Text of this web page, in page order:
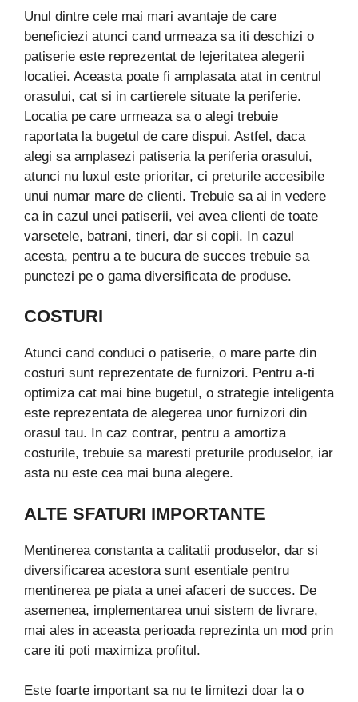
Unul dintre cele mai mari avantaje de care
beneficiezi atunci cand urmeaza sa iti deschizi o
patiserie este reprezentat de lejeritatea alegerii
locatiei. Aceasta poate fi amplasata atat in centrul
orasului, cat si in cartierele situate la periferie.
Locatia pe care urmeaza sa o alegi trebuie
raportata la bugetul de care dispui. Astfel, daca
alegi sa amplasezi patiseria la periferia orasului,
atunci nu luxul este prioritar, ci preturile accesibile
unui numar mare de clienti. Trebuie sa ai in vedere
ca in cazul unei patiserii, vei avea clienti de toate
varsetele, batrani, tineri, dar si copii. In cazul
acesta, pentru a te bucura de succes trebuie sa
punctezi pe o gama diversificata de produse.
COSTURI
Atunci cand conduci o patiserie, o mare parte din
costuri sunt reprezentate de furnizori. Pentru a-ti
optimiza cat mai bine bugetul, o strategie inteligenta
este reprezentata de alegerea unor furnizori din
orasul tau. In caz contrar, pentru a amortiza
costurile, trebuie sa maresti preturile produselor, iar
asta nu este cea mai buna alegere.
ALTE SFATURI IMPORTANTE
Mentinerea constanta a calitatii produselor, dar si
diversificarea acestora sunt esentiale pentru
mentinerea pe piata a unei afaceri de succes. De
asemenea, implementarea unui sistem de livrare,
mai ales in aceasta perioada reprezinta un mod prin
care iti poti maximiza profitul.
Este foarte important sa nu te limitezi doar la o